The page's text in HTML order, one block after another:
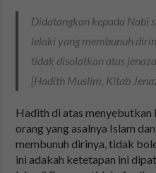
Didatangkan kepada Nabi
lelaki yang membunuh
tidak disolatkan atas
[Hadith Muslim, Kitab
Hadith di atas menyebutkan
orang yang asalnya Islam
membunuh dirinya, tidak
ini adakah ketetapan ini